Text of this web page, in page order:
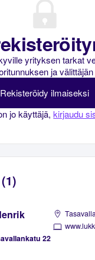
yrityksen tarkat
ja
Rekisteröidy ilmaiseksi
jo käyttäjä,kirjaudu
22